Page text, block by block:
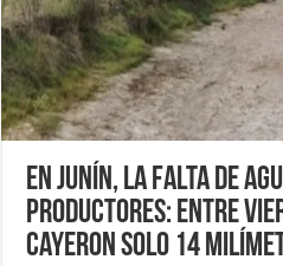
En Junín, la falta de
productores: Entre
cayeron solo 14